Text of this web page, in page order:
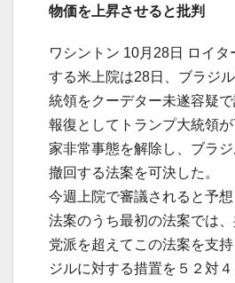
物価を上昇させると批判
ワシントン 10月28日 ロイ
する米上院は28日、ブラジ
統領をクーデター未遂容疑
報復としてトランプ大統領
家非常事態を解除し、ブラ
撤回する法案を可決した。
今週上院で審議されると予
法案のうち最初の法案では
党派を超えてこの法案を支
ジルに対する措置を５２対４